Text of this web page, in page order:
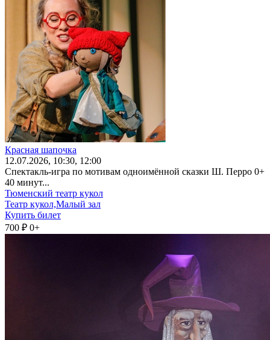
Красная шапочка
12.07.2026, 10:30, 12:00
Спектакль-игра по мотивам одноимённой сказки Ш. Перро 0+
40 минут...
Тюменский театр кукол
Театр кукол,Малый зал
Купить билет
700 ₽ 0+